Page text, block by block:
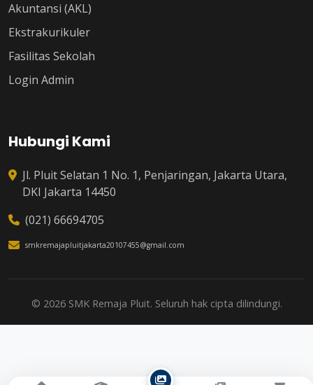
Akuntansi (AKL)
Ekstrakurikuler
Fasilitas Sekolah
Login Admin
Hubungi Kami
Jl. Pluit Selatan 1 No. 1, Penjaringan, Jakarta Utara,
DKI Jakarta 14450
(021) 66694705
smkremajapluitjakarta20107455@gmail.com
© 2026 SMK Remaja Pluit. Seluruh hak cipta dilindungi.